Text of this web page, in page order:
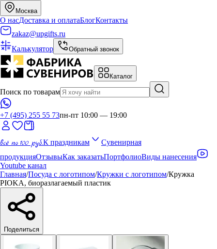
Москва
О насДоставка и оплатаБлогКонтакты
zakaz@upgifts.ru
Калькулятор
Обратный звонок
Каталог
Поиск по товарам
+7 (495) 255 55 73пн-пт 10:00 — 19:00
всё по 100 руб.К праздникам
Сувенирная
продукцияОтзывыКак заказатьПортфолиоВиды нанесения
Youtube канал
Главная/Посуда с логотипом/Кружки с логотипом/Кружка
PIOKA, биоразлагаемый пластик
Поделиться